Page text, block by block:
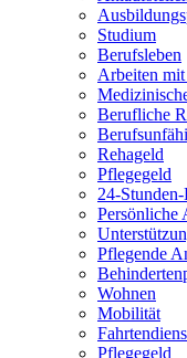
Studium
Berufsleben
Arbeiten
Berufliche
Rehageld
Pflegegeld
24-
Persönliche
Pflegende
Wohnen
Mobilität
Pflegegeld